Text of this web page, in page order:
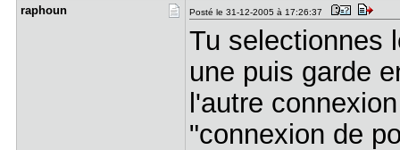
raphoun Posté le 31-12-2005 à 17:26:37
Tu selectionnes
une puis garde
l'autre
"connexion de